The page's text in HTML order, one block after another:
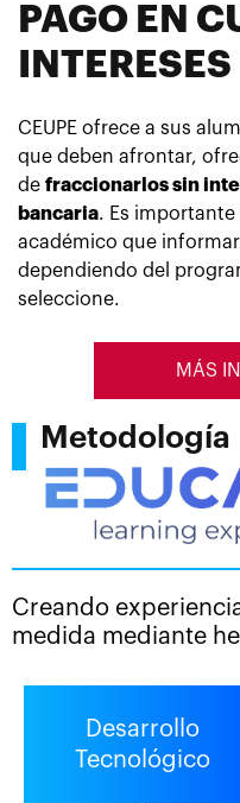
PAGO EN
INTERESES
CEUPE ofrece a sus
que deben afrontar,
de fraccionarlos sin
bancaria. Es
académico que
dependiendo del
seleccione.
MÁS
Metodología
Creando
medida mediante
Desarrollo
Tecnológico